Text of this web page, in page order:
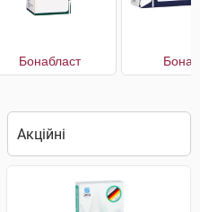
Бонабласт